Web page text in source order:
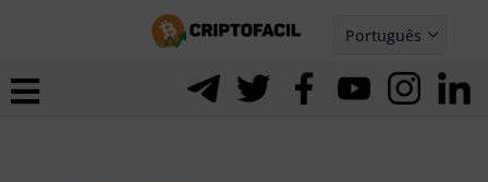
Português
Español